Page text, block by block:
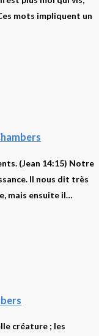
mots impliquent un
(Jean 14:15) Notre
Il nous dit très
mais ensuite il…
créature ; les